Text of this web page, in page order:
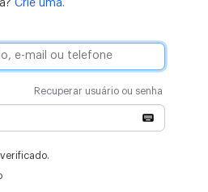
Crie uma.
Recuperar usuário ou senha